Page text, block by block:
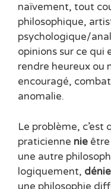
naïvement, tout
philosophique,
psychologique/
opinions sur ce qui
rendre heureux ou
encouragé,
anomalie.
Le problème, c’est
praticienne nie
une autre
logiquement, dénie
une philosophie